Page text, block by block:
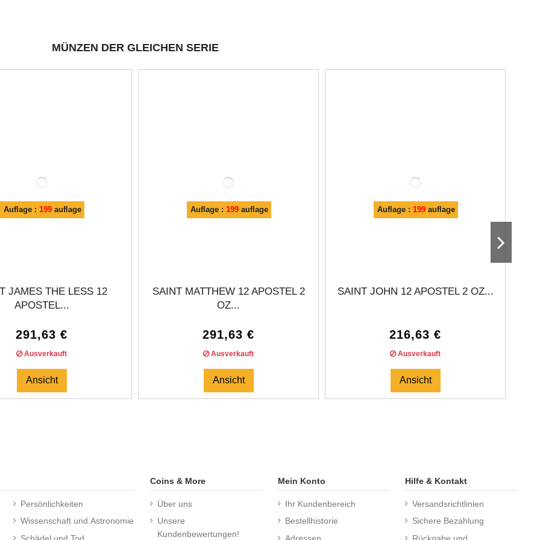
MÜNZEN DER GLEICHEN SERIE
Auflage : 199auflage
JAMES THE LESS 12
APOSTEL...
291,63 €
Ausverkauft
Ansicht
Auflage : 199auflage
SAINT MATTHEW 12 APOSTEL 2
OZ...
291,63 €
Ausverkauft
Ansicht
Auflage : 199auflage
SAINT JOHN 12 APOSTEL 2 OZ...
216,63 €
Ausverkauft
Ansicht
Persönlichkeiten
Wissenschaft und Astronomie
Schädel und Tod
Coins & More
Über uns
Unsere
Kundenbewertungen!
Mein Konto
Ihr Kundenbereich
Bestellhistorie
Adressen
Hilfe & Kontakt
Versandsrichtlinien
Sichere Bezahlung
Rückgabe und